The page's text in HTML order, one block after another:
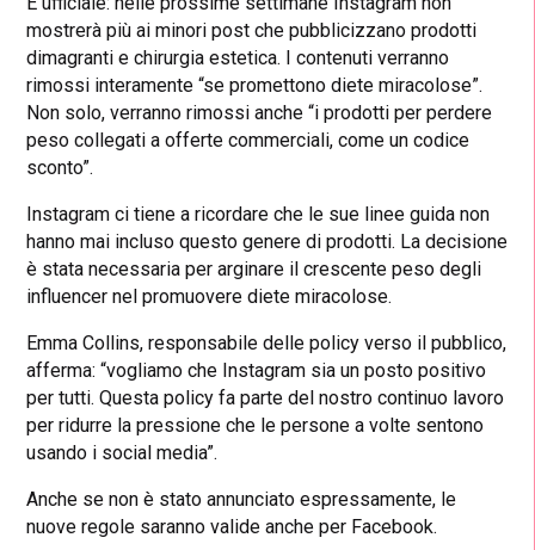
mostrerà più ai minori post che pubblicizzano prodotti
dimagranti e chirurgia estetica. I contenuti verranno
rimossi interamente “se promettono diete miracolose”.
Non solo, verranno rimossi anche “i prodotti per perdere
peso collegati a offerte commerciali, come un codice
sconto”.
Instagram ci tiene a ricordare che le sue linee guida non
hanno mai incluso questo genere di prodotti. La decisione
è stata necessaria per arginare il crescente peso degli
influencer nel promuovere diete miracolose.
Emma Collins, responsabile delle policy verso il pubblico,
afferma: “vogliamo che Instagram sia un posto positivo
per tutti. Questa policy fa parte del nostro continuo lavoro
per ridurre la pressione che le persone a volte sentono
usando i social media”.
Anche se non è stato annunciato espressamente, le
nuove regole saranno valide anche per Facebook.